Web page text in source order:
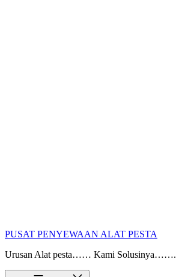
PUSAT PENYEWAAN ALAT PESTA
Urusan Alat pesta…… Kami Solusinya…….